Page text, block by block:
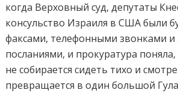
когда Верховный суд, депутаты
консульство Израиля в США были
факсами, телефонными звонками
посланиями, и прокуратура
не собирается сидеть тихо и
превращается в один большой